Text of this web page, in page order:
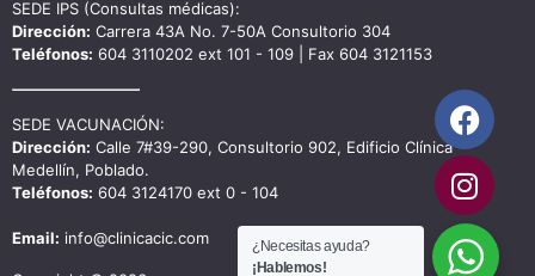
SEDE IPS (Consultas médicas):
Dirección: Carrera 43A No. 7-50A Consultorio 304
Teléfonos: 604 3110202 ext 101 - 109 | Fax 604 3121153
SEDE VACUNACIÓN:
Dirección: Calle 7#39-290, Consultorio 902, Edificio Clínica
Medellín, Poblado.
Teléfonos: 604 3124170 ext 0 - 104
Email: info@clinicacic.com
¿Necesitas ayuda?
¡Hablemos!